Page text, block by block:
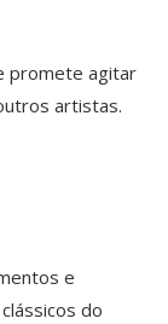
promete agitar
artistas.
e
do